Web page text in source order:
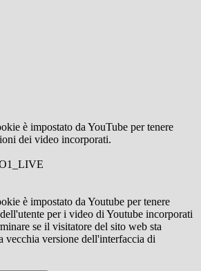
è impostato da YouTube per tenere
dei video incorporati.
è impostato da Youtube per tenere
per i video di Youtube incorporati
se il visitatore del sito web sta
vecchia versione dell'interfaccia di